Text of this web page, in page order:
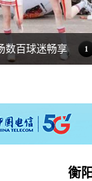
数百球迷畅享
1
衡